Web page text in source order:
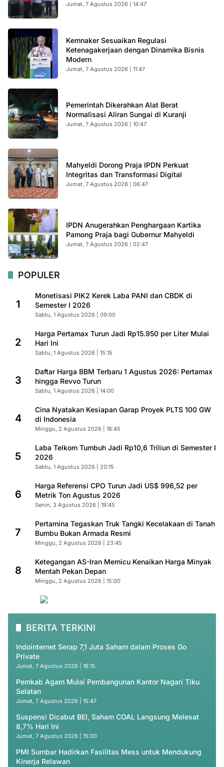
Jumat, 7 Agustus 2026 | 14:47
Kemnaker Sesuaikan Regulasi
Ketenagakerjaan dengan Dinamika Bisnis
Modern
Jumat, 7 Agustus 2026 | 11:47
Pemerintah Dikerahkan Alat Berat
Normalisasi Aliran Sungai di Kuranji
Jumat, 7 Agustus 2026 | 10:47
Mahyeldi Dorong Praja IPDN Perkuat
Integritas dan Transformasi Digital
Jumat, 7 Agustus 2026 | 06:47
IPDN Anugerahkan Penghargaan Kartika
Pamong Praja bagi Gubernur Mahyeldi
Jumat, 7 Agustus 2026 | 02:47
POPULER
1
Monetisasi PIK2 Kerek Laba PANI dan CBDK di
Semester I 2026
Sabtu, 1 Agustus 2026 | 09:00
2
Harga Pertamax Turun Jadi Rp15.950 per Liter Mulai
Hari Ini
Sabtu, 1 Agustus 2026 | 15:15
3
Daftar Harga BBM Terbaru 1 Agustus 2026: Pertamax
hingga Revvo Turun
Sabtu, 1 Agustus 2026 | 14:00
4
Cina Nyatakan Kesiapan Garap Proyek PLTS 100 GW
di Indonesia
Minggu, 2 Agustus 2026 | 18:45
5
Laba Telkom Tumbuh Jadi Rp10,6 Triliun di Semester I
2026
Sabtu, 1 Agustus 2026 | 20:15
6
Harga Referensi CPO Turun Jadi US$ 996,52 per
Metrik Ton Agustus 2026
Senin, 3 Agustus 2026 | 19:45
7
Pertamina Tegaskan Truk Tangki Kecelakaan di Tanah
Bumbu Bukan Armada Resmi
Minggu, 2 Agustus 2026 | 23:45
8
Ketegangan AS-Iran Memicu Kenaikan Harga Minyak
Mentah Pekan Depan
Minggu, 2 Agustus 2026 | 15:00
BERITA TERKINI
Indointernet Serap 7,1 Juta Saham dalam Proses Go
Private
Jumat, 7 Agustus 2026 | 16:15
Pemkab Agam Mulai Pembangunan Kantor Nagari Tiku
Selatan
Jumat, 7 Agustus 2026 | 15:47
Suspensi Dicabut BEI, Saham COAL Langsung Melesat
8,7% Hari Ini
Jumat, 7 Agustus 2026 | 15:00
PMI Sumbar Hadirkan Fasilitas Mess untuk Mendukung
Kinerja Relawan